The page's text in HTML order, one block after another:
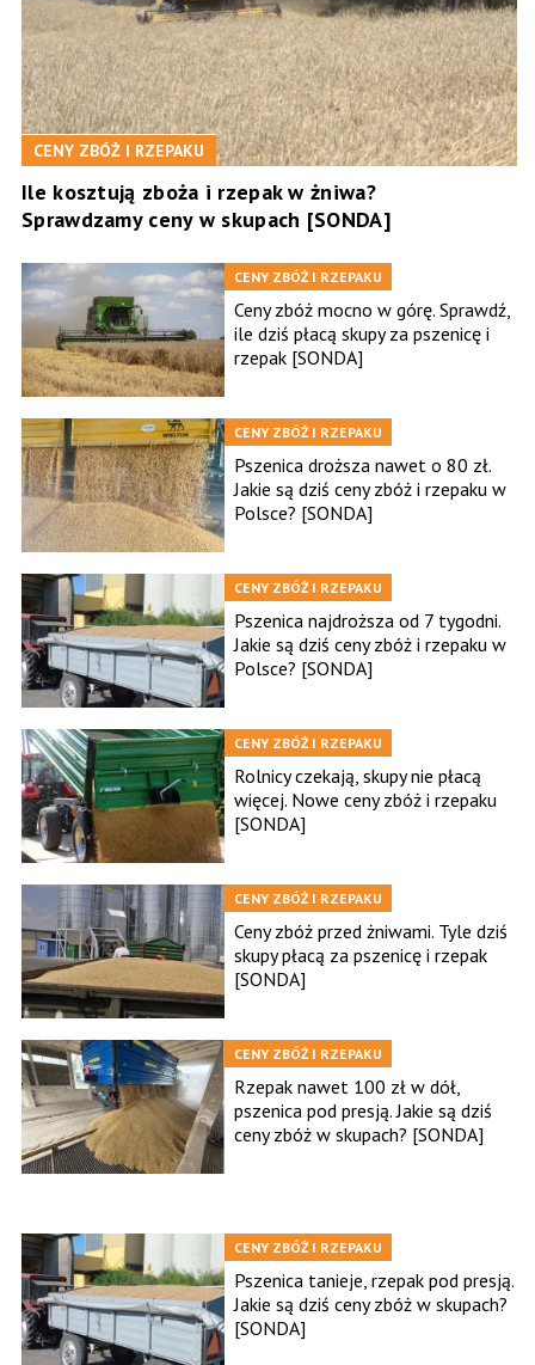
CENY ZBÓŻ I RZEPAKU
Ile kosztują zboża i rzepak w żniwa?
Sprawdzamy ceny w skupach [SONDA]
CENY ZBÓŻ I RZEPAKU
Ceny zbóż mocno w górę. Sprawdź,
ile dziś płacą skupy za pszenicę i
rzepak [SONDA]
CENY ZBÓŻ I RZEPAKU
Pszenica droższa nawet o 80 zł.
Jakie są dziś ceny zbóż i rzepaku w
Polsce? [SONDA]
CENY ZBÓŻ I RZEPAKU
Pszenica najdroższa od 7 tygodni.
Jakie są dziś ceny zbóż i rzepaku w
Polsce? [SONDA]
CENY ZBÓŻ I RZEPAKU
Rolnicy czekają, skupy nie płacą
więcej. Nowe ceny zbóż i rzepaku
[SONDA]
CENY ZBÓŻ I RZEPAKU
Ceny zbóż przed żniwami. Tyle dziś
skupy płacą za pszenicę i rzepak
[SONDA]
CENY ZBÓŻ I RZEPAKU
Rzepak nawet 100 zł w dół,
pszenica pod presją. Jakie są dziś
ceny zbóż w skupach? [SONDA]
CENY ZBÓŻ I RZEPAKU
Pszenica tanieje, rzepak pod presją.
Jakie są dziś ceny zbóż w skupach?
[SONDA]